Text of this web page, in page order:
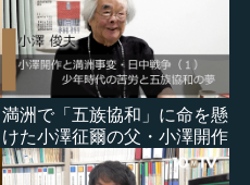
満洲で「五族協和」に命を懸
けた小澤征爾の父・小澤開作